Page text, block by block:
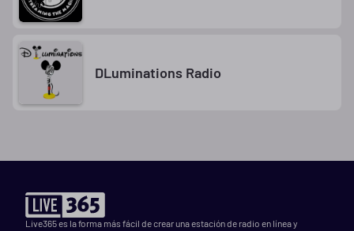
DLuminations Radio
Live365 es la forma más fácil de crear una estación de radio en línea y